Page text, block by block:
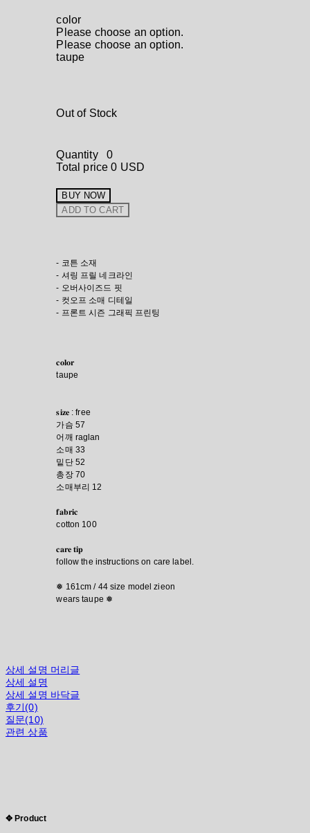
color
Please choose an option.
Please choose an option.
taupe
Out of Stock
Quantity
0
Total price 0 USD
BUY NOW
ADD TO CART
- 코튼 소재
- 셔링 프릴 네크라인
- 오버사이즈드 핏
- 컷오프 소매 디테일
- 프론트 시즌 그래픽 프린팅
𝐜𝐨𝐥𝐨𝐫
taupe
𝐬𝐢𝐳𝐞 : free
가슴 57
어깨 raglan
소매 33
밑단 52
총장 70
소매부리 12
𝐟𝐚𝐛𝐫𝐢𝐜
cotton 100
𝐜𝐚𝐫𝐞 𝐭𝐢𝐩
follow the instructions on care label.
❅ 161cm / 44 size model zieon
wears taupe ❅
상세 설명 머리글
상세 설명
상세 설명 바닥글
후기(0)
질문(10)
관련 상품
✥ Product